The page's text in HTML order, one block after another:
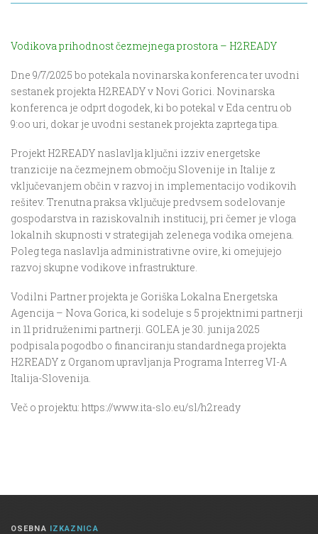
Vodikova prihodnost čezmejnega prostora – H2READY
Dne 9/7/2025 bo potekala novinarska konferenca ter uvodni
sestanek projekta H2READY v Novi Gorici. Novinarska
konferenca je odprt dogodek, ki bo potekal v Eda centru ob
9:oo uri, dokar je uvodni sestanek projekta zaprtega tipa.
Projekt H2READY naslavlja ključni izziv energetske
tranzicije na čezmejnem območju Slovenije in Italije z
vključevanjem občin v razvoj in implementacijo vodikovih
rešitev. Trenutna praksa vključuje predvsem sodelovanje
gospodarstva in raziskovalnih institucij, pri čemer je vloga
lokalnih skupnosti v strategijah zelenega vodika omejena.
Poleg tega naslavlja administrativne ovire, ki omejujejo
razvoj skupne vodikove infrastrukture.
Vodilni Partner projekta je Goriška Lokalna Energetska
Agencija – Nova Gorica, ki sodeluje s 5 projektnimi partnerji
in 11 pridruženimi partnerji. GOLEA je 30. junija 2025
podpisala pogodbo o financiranju standardnega projekta
H2READY z Organom upravljanja Programa Interreg VI-A
Italija-Slovenija.
Več o projektu: https://www.ita-slo.eu/sl/h2ready
OSEBNA IZKAZNICA